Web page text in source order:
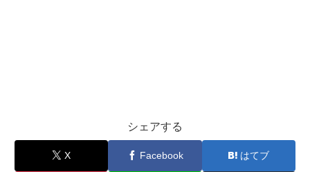
シェアする
X Facebook はてブ